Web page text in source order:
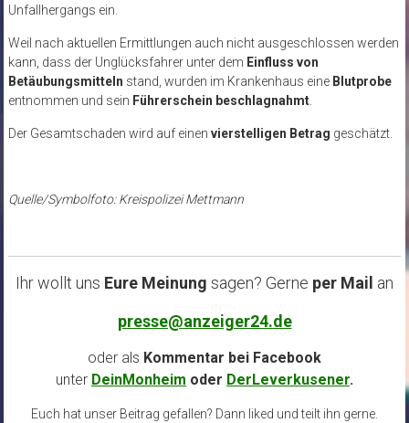
Unfallhergangs ein.
Weil nach aktuellen Ermittlungen auch nicht ausgeschlossen werden
kann, dass der Unglücksfahrer unter dem Einfluss von
Betäubungsmitteln stand, wurden im Krankenhaus eine Blutprobe
entnommen und sein Führerschein beschlagnahmt.
Der Gesamtschaden wird auf einen vierstelligen Betrag geschätzt.
Quelle/Symbolfoto: Kreispolizei Mettmann
Ihr wollt uns Eure Meinung sagen? Gerne per Mail an
presse@anzeiger24.de
oder als Kommentar bei Facebook
unter DeinMonheim oder DerLeverkusener.
Euch hat unser Beitrag gefallen? Dann liked und teilt ihn gerne.